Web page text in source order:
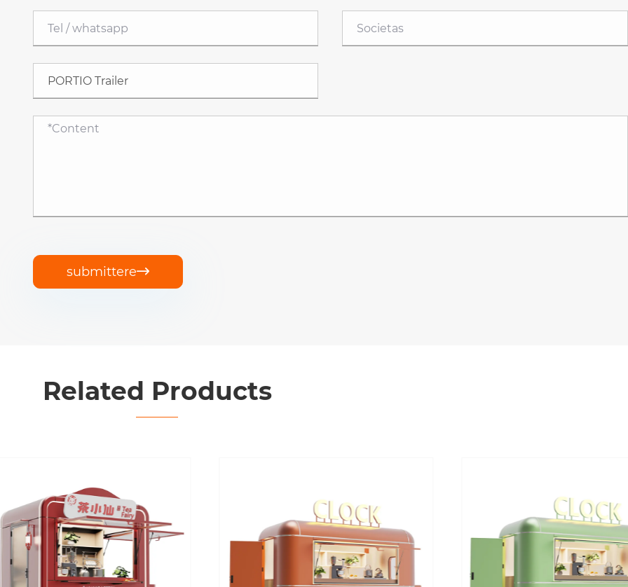
submittere
Related Products